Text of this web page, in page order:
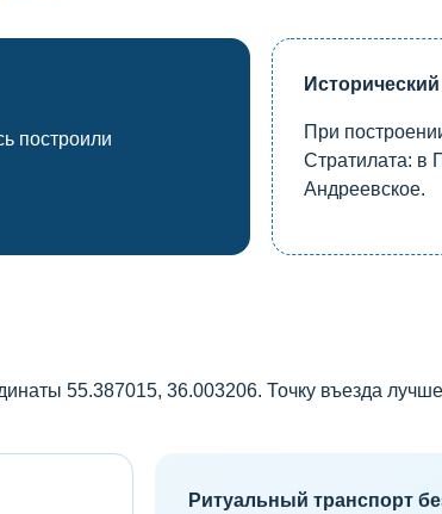
построили
При
Стратилата: в
Андреевское.
55.387015, 36.003206. Точку въезда
Ритуальный транспорт